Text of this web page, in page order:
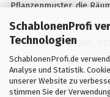
SchablonenProfi
Technologien
SchablonenProfi.de
Analyse und Statistik.
unserer Website zu
stimmen Sie der
Pflanzenmuster, die
FÜR WOHNRÄUME,
Die Motive passen zu
als dezenter Akzent